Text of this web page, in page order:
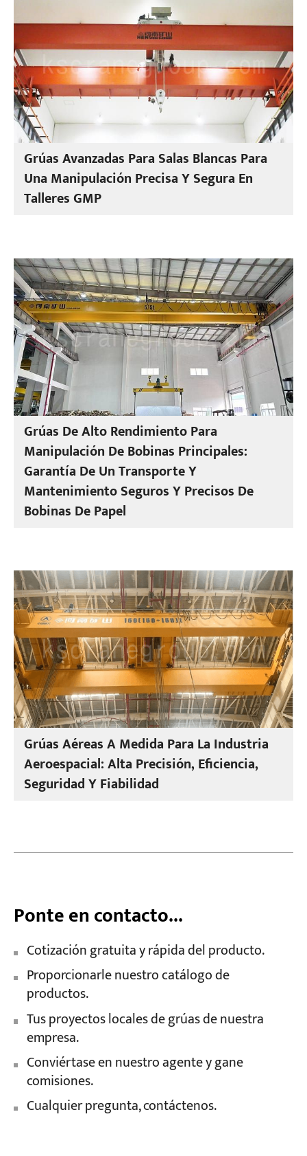
Grúas Avanzadas Para Salas Blancas Para
Una Manipulación Precisa Y Segura En
Talleres GMP
Grúas De Alto Rendimiento Para
Manipulación De Bobinas Principales:
Garantía De Un Transporte Y
Mantenimiento Seguros Y Precisos De
Bobinas De Papel
Grúas Aéreas A Medida Para La Industria
Aeroespacial: Alta Precisión, Eficiencia,
Seguridad Y Fiabilidad
Ponte en contacto...
Cotización gratuita y rápida del producto.
Proporcionarle nuestro catálogo de
productos.
Tus proyectos locales de grúas de nuestra
empresa.
Conviértase en nuestro agente y gane
comisiones.
Cualquier pregunta, contáctenos.